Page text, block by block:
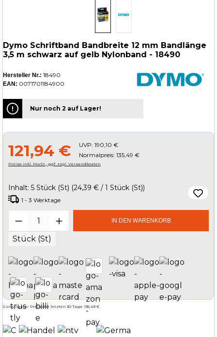
Dymo Schriftband Bandbreite 12 mm Bandlänge
3,5 m schwarz auf gelb Nylonband - 18490
Hersteller Nr.: 18490
EAN: 0071701184900
Nur noch 2 auf Lager!
121,94 € UVP: 190,10 €
Normalpreis: 135,49 €
Preise inkl. MwSt., ggf. zzgl. Versandkosten
Inhalt: 5 Stück (St) (24,39 € / 1 Stück (St))
1 - 3 Werktage
Produkt Anzahl: Gib den
Stück (St)
IN DEN WARENKORB
Günstigster Preis der letzten 30 Tage: 135,49 €